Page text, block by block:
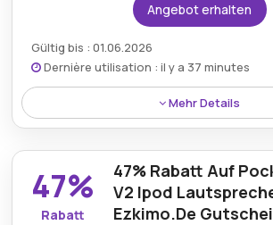
Angebot erhalten
Gültig bis : 01.06.2026
Dernière utilisation : il y a 37 minutes
Mehr Details
Eine bemerkenswerte Gelegenheit
Käufern, bis zu 55% bei Einkäufen
Ezkimo.de-Rabatt zu sparen und
beeindruckenden Wert.
47%
Rabatt
47% Rabatt Auf
V2 Ipod
Ezkimo.De